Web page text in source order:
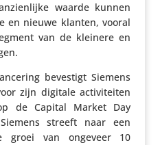
waarde kunnen
en nieuwe klanten, vooral
van de kleinere en
bevestigt Siemens
zijn digitale acti­vi­teiten
de Capital Market Day
streeft naar een
groei van ongeveer 10